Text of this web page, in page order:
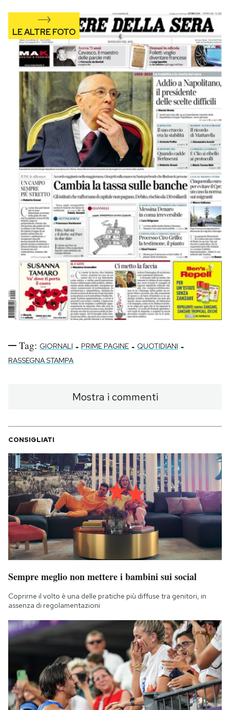
Tag: GIORNALI - PRIME PAGINE - QUOTIDIANI -
RASSEGNA STAMPA
Mostra i commenti
CONSIGLIATI
Sempre meglio non mettere i bambini sui social
Coprirne il volto è una delle pratiche più diffuse tra genitori, in
assenza di regolamentazioni